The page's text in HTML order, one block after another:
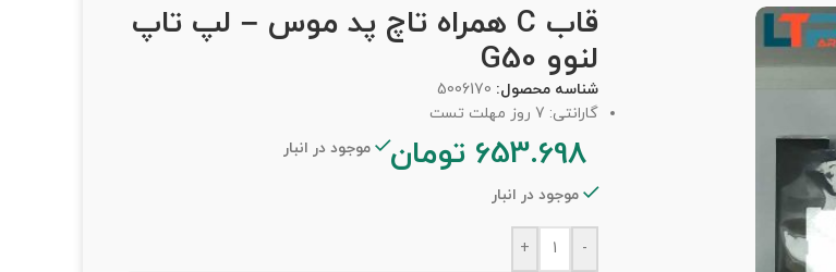
قاب C همراه تاچ پد موس – لپ تاپ
لنوو G50
شناسه محصول: 5006170
گارانتی: 7 روز مهلت تست
653.698 تومان موجود در انبار
موجود در انبار
-
+